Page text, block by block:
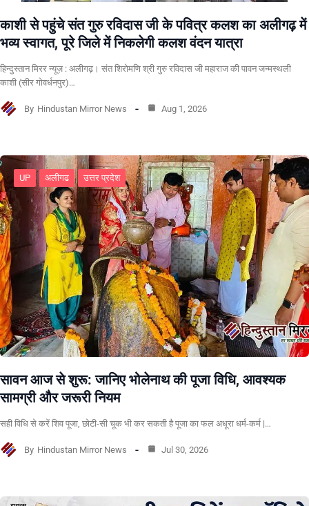
काशी से पहुंचे संत गुरु रविदास जी के पवित्र कलश का अलीगढ़ में
भव्य स्वागत, पूरे जिले में निकलेगी कलश वंदन यात्रा
हिन्दुस्तान मिरर न्यूज़ : अलीगढ़। संत शिरोमणि श्री गुरु रविदास जी महाराज की पावन जन्मस्थली
काशी (सीर गोवर्धनपुर)…
By Hindustan Mirror News Aug 1, 2026
UP अलीगढ उत्तर प्रदेश
सावन आज से शुरू: जानिए भोलेनाथ की पूजा विधि, आवश्यक
सामग्री और जरूरी नियम
सही विधि से करें शिव पूजा, छोटी-सी चूक भी कर सकती है पूजा का फल अधूरा धर्म-कर्म |…
By Hindustan Mirror News Jul 30, 2026